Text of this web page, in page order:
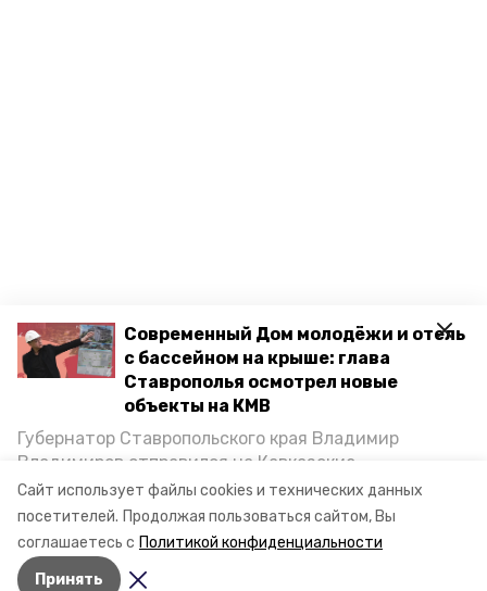
Сайт использует файлы cookies и технических данных
посетителей. Продолжая пользоваться сайтом, Вы
соглашаетесь с Политикой конфиденциальности
Принять
Современный Дом молодёжи и отель
с бассейном на крыше: глава
Ставрополья осмотрел новые
объекты на КМВ
Губернатор Ставропольского края Владимир
Владимиров отправился на Кавказские
Минеральные Воды, чтобы проинспектировать
строительство объектов в Кисловодске и
Минводах, а также выслушать предложения о
постройке новых точек притяжения для местных
жителей. Подробнее — в материале «Победы26».